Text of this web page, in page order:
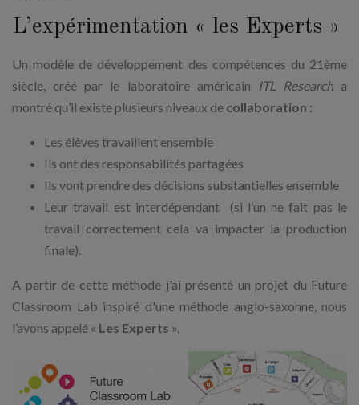
L’expérimentation « les Experts »
Un modèle de développement des compétences du 21ème
siècle, créé par le laboratoire américain
ITL Researcha
montré qu’il existe plusieurs niveaux de collaboration :
Les élèves travaillent ensemble
Ils ont des responsabilités partagées
Ils vont prendre des décisions substantielles ensemble
Leur travail est interdépendant (si l’un ne fait pas le
travail correctement cela va impacter la production
finale).
A partir de cette méthode j'ai présenté un projet du Future
Classroom Lab inspiré d'une méthode anglo-saxonne, nous
l’avons appelé « Les Experts ».